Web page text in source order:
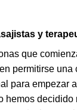
y
que
permitirse una
para empezar
hemos decidido